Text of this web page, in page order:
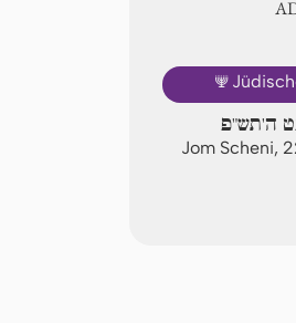
🕎
ה'תש"פ
Jom Scheni,